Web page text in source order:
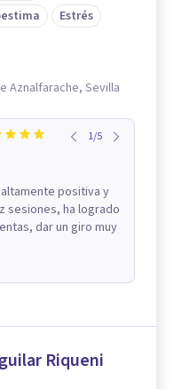
Estrés
Aznalfarache, Sevilla
1/5
positiva y
sesiones, ha logrado
dar un giro muy
Riqueni